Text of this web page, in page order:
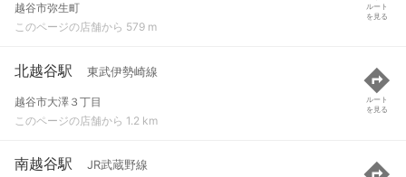
越谷市弥生町
このページの店舗から 579 m
ルート
を見る
北越谷駅 東武伊勢崎線
越谷市大澤３丁目
このページの店舗から 1.2 km
ルート
を見る
南越谷駅 JR武蔵野線